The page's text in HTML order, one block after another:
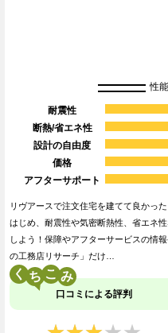
性
耐震性
断熱/省エネ性
設計の自由度
価格
アフターサポート
リヴアースで注文住宅を建てて良かっ
はじめ、耐震性や気密断熱性、省エネ
しよう！保障やアフターサービスの情
の工務店リサーチ」だけ…
く こ
口コミによる評判